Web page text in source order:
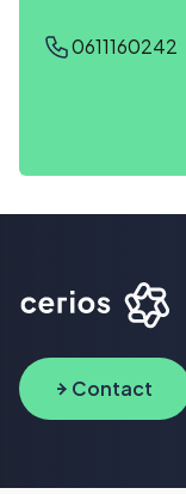
0611160242
Contact